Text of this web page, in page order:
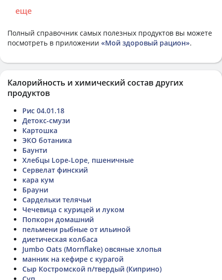
еще
Полный справочник самых полезных продуктов вы можете
посмотреть в приложении «Мой здоровый рацион».
Калорийность и химический состав других
продуктов
Рис 04.01.18
Детокс-смузи
Картошка
ЭКО ботаника
Баунти
Хлебцы Lope-Lope, пшеничные
Сервелат финский
кара кум
Брауни
Сардельки телячьи
Чечевица с курицей и луком
Попкорн домашний
пельмени рыбные от ильиной
диетическая колбаса
Jumbo Oats (Mornflake) овсяные хлопья
манник на кефире с курагой
Сыр Костромской п/твердый (Киприно)